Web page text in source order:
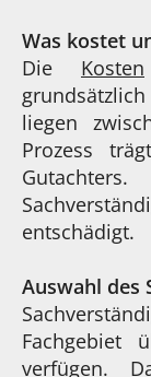
Was kostet
Die Kosten
liegen
Prozess
entschädigt.
Auswahl des
Fachgebiet
verfügen.